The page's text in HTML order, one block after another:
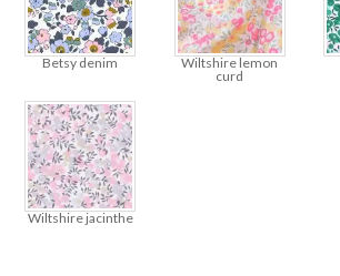
Betsy denim
Wiltshire lemon
curd
Wiltshire jacinthe